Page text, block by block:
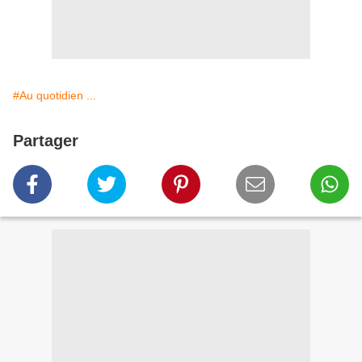
#Au quotidien ...
Partager